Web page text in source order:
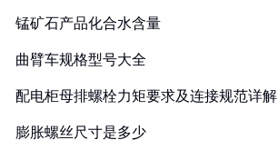
锰矿石产品化合水含量
曲臂车规格型号大全
配电柜母排螺栓力矩要求及连接规范详解
膨胀螺丝尺寸是多少